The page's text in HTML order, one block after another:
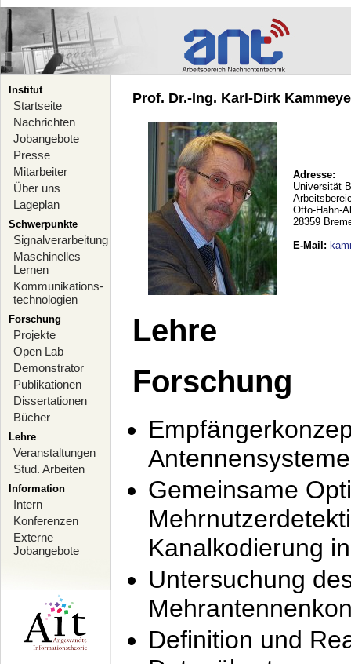
Institut
Startseite
Nachrichten
Jobangebote
Presse
Mitarbeiter
Über uns
Lageplan
Schwerpunkte
Signalverarbeitung
Maschinelles
Lernen
Kommunikations-
technologien
Forschung
Projekte
Open Lab
Demonstrator
Publikationen
Dissertationen
Bücher
Lehre
Veranstaltungen
Stud. Arbeiten
Information
Intern
Konferenzen
Externe
Jobangebote
Prof. Dr.-Ing. Karl-Dirk
Adresse:
Universität
Otto-Hahn-
28359
E-Mail :
Lehre
Forschung
Antennensysteme
Gemeinsame
Kanalkodierung
Untersuchung
Definition und